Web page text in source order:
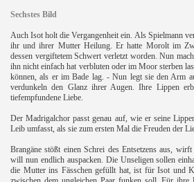
Sechstes Bild
Auch Isot holt die Vergangenheit ein. Als Spielmann
ihr und ihrer Mutter Heilung. Er hatte Morolt im
dessen vergiftetem Schwert verletzt worden. Nun
ihn nicht einfach hat verbluten oder im Moor sterben
können, als er im Bade lag. - Nun legt sie den Arm
verdunkeln den Glanz ihrer Augen. Ihre Lippen
tiefempfundene Liebe.
Der Madrigalchor passt genau auf, wie er seine
Leib umfasst, als sie zum ersten Mal die Freuden der
Brangäne stößt einen Schrei des Entsetzens aus,
will nun endlich auspacken. Die Unseligen sollen
die Mutter ins Fässchen gefüllt hat, ist für Isot und